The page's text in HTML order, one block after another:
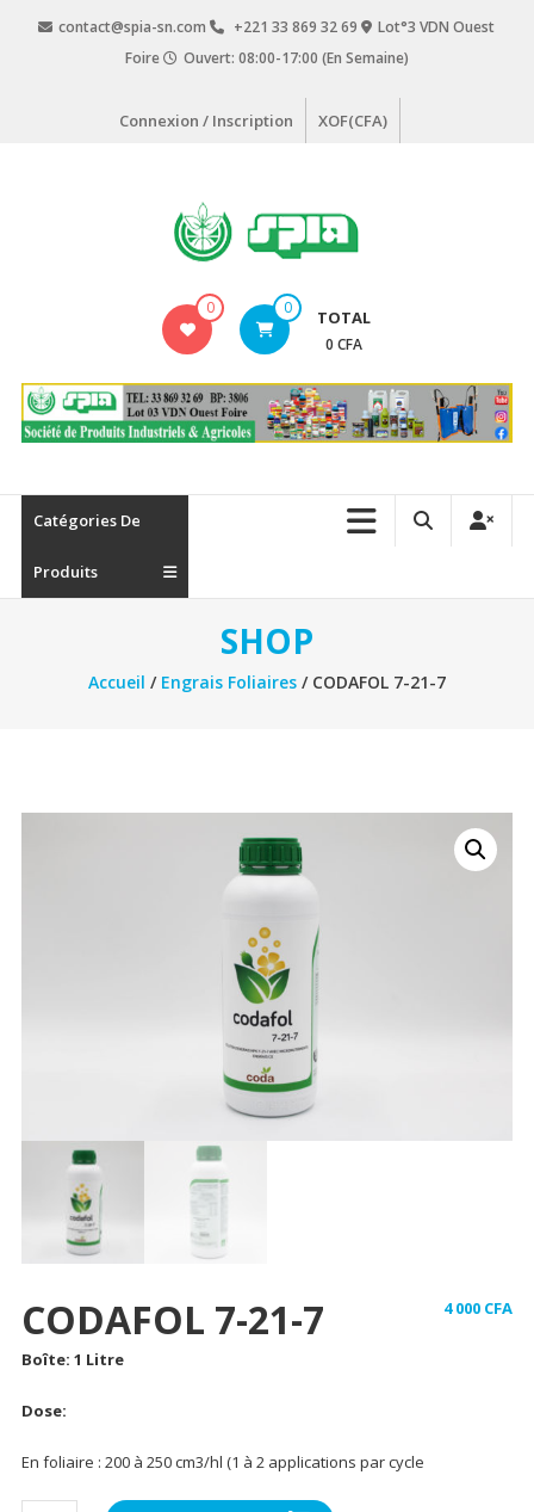
contact@spia-sn.com +221 33 869 32 69
Lot°3 VDN Ouest
Foire
Ouvert: 08:00-17:00 (En Semaine)
Connexion / Inscription XOF(CFA)
Produits
Industriels
0 0 TOTAL
0 CFA
Catégories De
Produits
SHOP
Accueil / Engrais Foliaires/ CODAFOL 7-21-7
CODAFOL 7-21-7 4 000 CFA
Boîte: 1 Litre
Dose:
En foliaire : 200 à 250 cm3/hl (1 à 2 applications par cycle